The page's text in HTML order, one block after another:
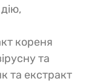
кореня
та
та екстракт